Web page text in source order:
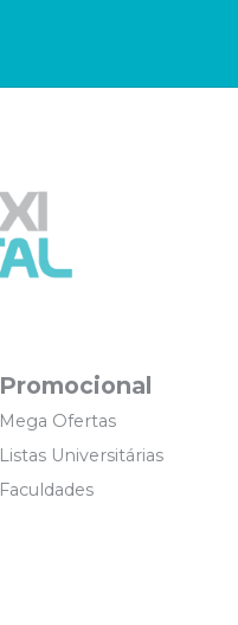
Promocional
Mega Ofertas
Listas Universitárias
Faculdades